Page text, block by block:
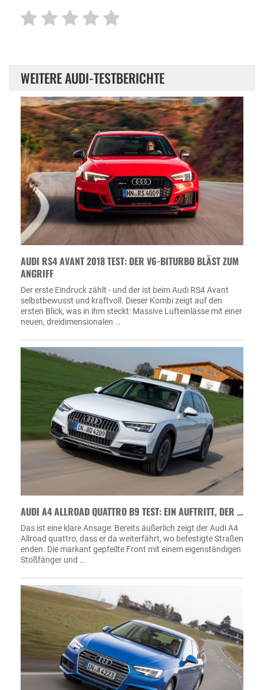
WEITERE AUDI-TESTBERICHTE
AUDI RS4 AVANT 2018 TEST: DER V6-BITURBO BLÄST ZUM
ANGRIFF
Der erste Eindruck zählt - und der ist beim Audi RS4 Avant
selbstbewusst und kraftvoll. Dieser Kombi zeigt auf den
ersten Blick, was in ihm steckt: Massive Lufteinlässe mit einer
neuen, dreidimensionalen …
AUDI A4 ALLROAD QUATTRO B9 TEST: EIN AUFTRITT, DER …
Das ist eine klare Ansage: Bereits äußerlich zeigt der Audi A4
Allroad quattro, dass er da weiterfährt, wo befestigte Straßen
enden. Die markant gepfeilte Front mit einem eigenständigen
Stoßfänger und …